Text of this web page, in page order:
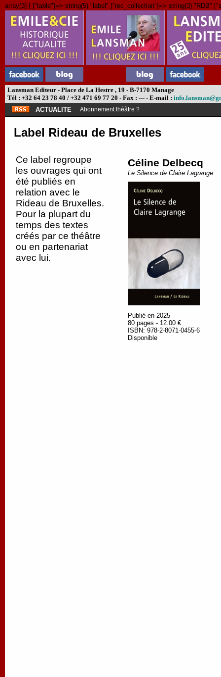
array(3) { ["table"]=> string(5) "label" ["rec_collection"]=> string(3) "RDB"
Lansman Editeur - Place de La Hestre , 19 - B-7170 Manage
Tél : +32 64 23 78 40 / +32 471 69 77 20 - Fax : --- - E-mail :
ACTUALITE
Abonnement théâtre ?
Label Rideau de Bruxelles
Ce label regroupe
les ouvrages qui ont
été publiés en
relation avec le
Rideau de Bruxelles.
Pour la plupart du
temps des textes
créés par ce théâtre
ou en partenariat
avec lui.
Céline Delbecq
Le Silence de Claire Lagrange
Publié en 2025
80 pages - 12.00 €
ISBN: 978-2-8071-0455-6
Disponible